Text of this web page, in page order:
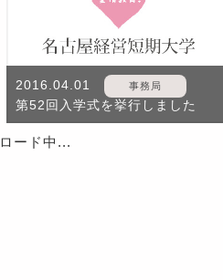
2016.04.01 事務局
第52回入学式を挙行しました
ロード中...